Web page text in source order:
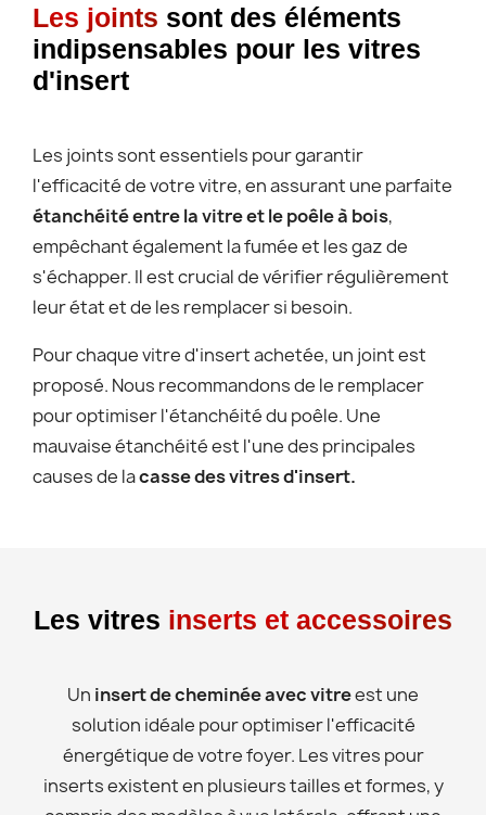
Les joints sont des éléments
indipsensables pour les vitres
d'insert
Les joints sont essentiels pour garantir
l'efficacité de votre vitre, en assurant une parfaite
étanchéité entre la vitre et le poêle à bois,
empêchant également la fumée et les gaz de
s'échapper. Il est crucial de vérifier régulièrement
leur état et de les remplacer si besoin.
Pour chaque vitre d'insert achetée, un joint est
proposé. Nous recommandons de le remplacer
pour optimiser l'étanchéité du poêle. Une
mauvaise étanchéité est l'une des principales
causes de lacasse des vitres d'insert.
Les vitres inserts et accessoires
Un insert de cheminée avec vitreest une
solution idéale pour optimiser l'efficacité
énergétique de votre foyer. Les vitres pour
inserts existent en plusieurs tailles et formes, y